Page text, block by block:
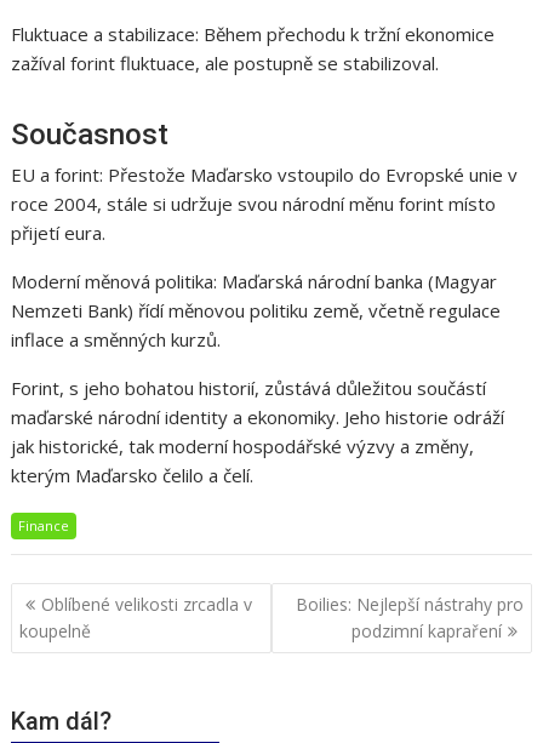
Fluktuace a stabilizace: Během přechodu k tržní ekonomice
zažíval forint fluktuace, ale postupně se stabilizoval.
Současnost
EU a forint: Přestože Maďarsko vstoupilo do Evropské unie v
roce 2004, stále si udržuje svou národní měnu forint místo
přijetí eura.
Moderní měnová politika: Maďarská národní banka (Magyar
Nemzeti Bank) řídí měnovou politiku země, včetně regulace
inflace a směnných kurzů.
Forint, s jeho bohatou historií, zůstává důležitou součástí
maďarské národní identity a ekonomiky. Jeho historie odráží
jak historické, tak moderní hospodářské výzvy a změny,
kterým Maďarsko čelilo a čelí.
Finance
Navigace
pro
příspěvek
Oblíbené velikosti zrcadla v
koupelně
Boilies: Nejlepší nástrahy pro
podzimní kapraření
Kam dál?